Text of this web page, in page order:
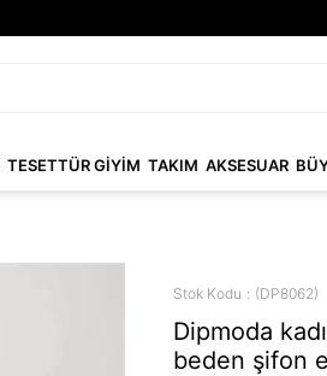
TESETTÜR GİYİM TAKIM AKSESUAR
Stok Kodu (DP8062)
Dipmoda
beden şifon